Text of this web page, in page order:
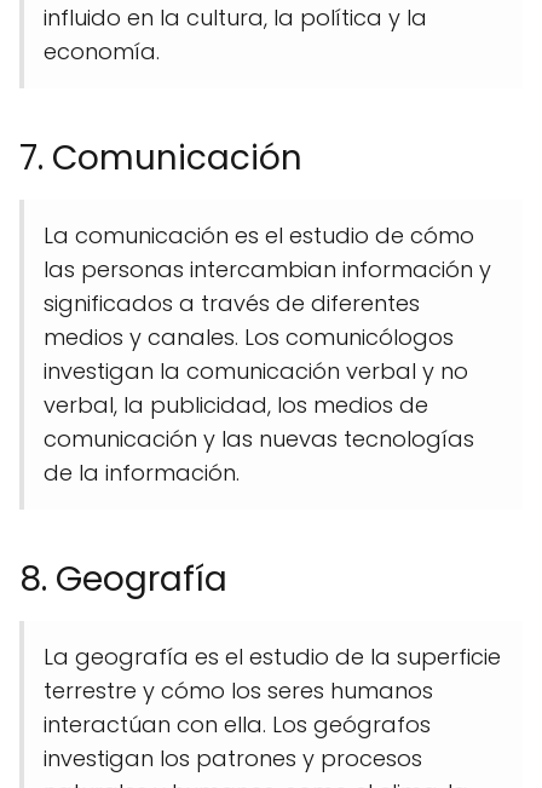
influido en la cultura, la política y la
economía.
7. Comunicación
La comunicación es el estudio de cómo
las personas intercambian información y
significados a través de diferentes
medios y canales. Los comunicólogos
investigan la comunicación verbal y no
verbal, la publicidad, los medios de
comunicación y las nuevas tecnologías
de la información.
8. Geografía
La geografía es el estudio de la superficie
terrestre y cómo los seres humanos
interactúan con ella. Los geógrafos
investigan los patrones y procesos